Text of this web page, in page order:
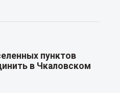
пунктов
в Чкаловском